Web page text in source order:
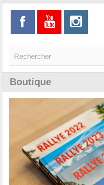
Boutique